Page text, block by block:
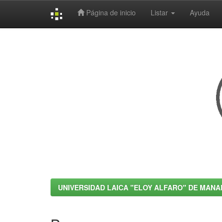
Página de inicio Listar Ayuda
UNIVERSIDAD LAICA "ELOY ALFARO" DE